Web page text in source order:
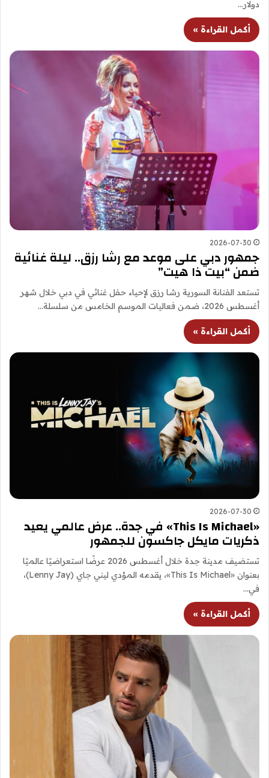
دولار…
أكمل القراءة »
2026-07-30
جمهور دبي على موعد مع رشا رزق.. ليلة غنائية
ضمن “بيت ذا هيت”
تستعد الفنانة السورية رشا رزق لإحياء حفل غنائي في دبي خلال شهر
أغسطس 2026، ضمن فعاليات الموسم الخامس من سلسلة…
أكمل القراءة »
2026-07-30
«This Is Michael» في جدة.. عرض عالمي يعيد
ذكريات مايكل جاكسون للجمهور
تستضيف مدينة جدة خلال أغسطس 2026 عرضًا استعراضيًا عالميًا
بعنوان «This Is Michael»، يقدمه المؤدي ليني جاي (Lenny Jay)،
في…
أكمل القراءة »